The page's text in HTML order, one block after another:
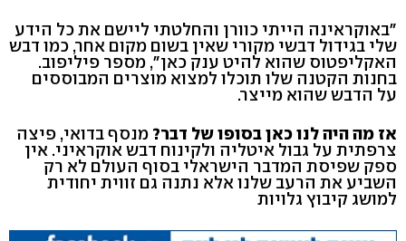
"באוקראינה הייתי כוורן והחלטתי ליישם את כל הידע
שלי בגידול דבשי מקורי שאין בשום מקום אחר, כמו דבש
האקליפטוס שהוא להיט ענק כאן", מספר פיליפוב.
בחנות הקטנה שלו תוכלו למצוא מוצרים המבוססים
על הדבש שהוא מייצר.
אז מה היה לנו כאן בסופו של דבר? מנסף בדואי, פיצה
צרפתית על גבול איטליה ולקינוח דבש אוקראיני. אין
ספק שפיסת המדבר הישראלי בסוף העולם לא רק
השביע את הרעב שלנו אלא נתנה גם זווית יחודית
למושג קיבוץ גלויות